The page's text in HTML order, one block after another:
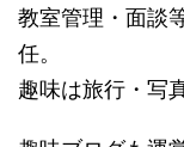
教室管理・面談
任。
趣味は旅行・写